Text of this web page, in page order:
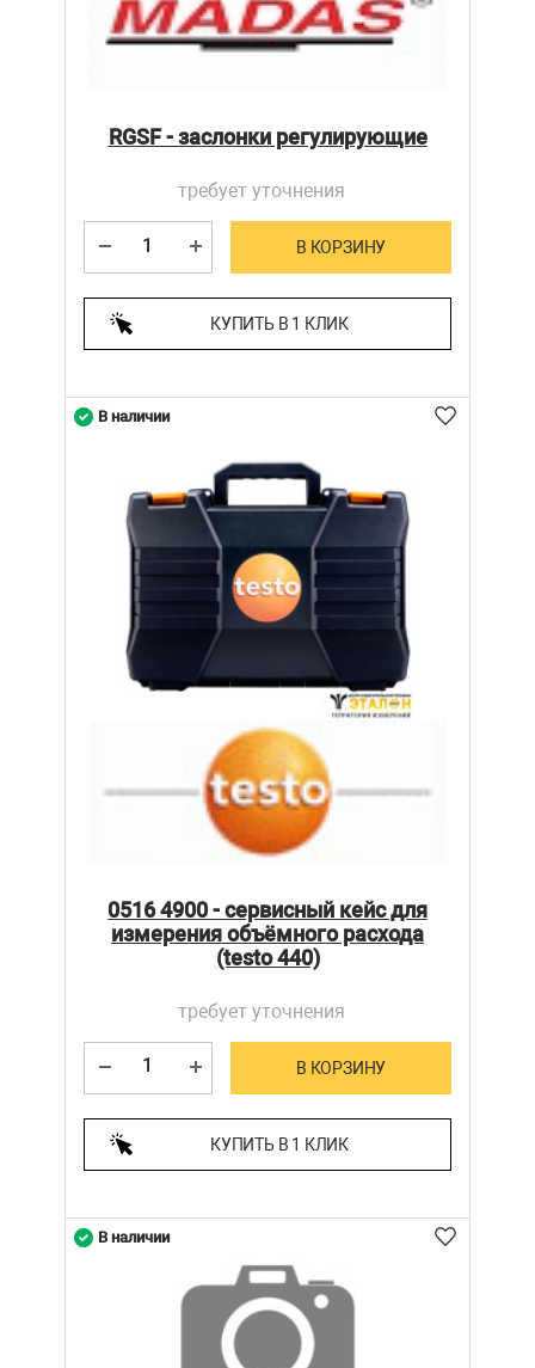
RGSF - заслонки регулирующие
требует уточнения
В КОРЗИНУ
КУПИТЬ В 1 КЛИК
0516 4900 - сервисный кейс для
измерения объёмного расхода
(testo 440)
требует уточнения
В КОРЗИНУ
КУПИТЬ В 1 КЛИК
В наличии
В наличии